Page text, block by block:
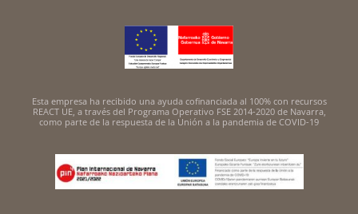
Esta empresa ha recibido una ayuda cofinanciada al 100% con recursos
REACT UE, a través del Programa Operativo FSE 2014-2020 de Navarra,
como parte de la respuesta de la Unión a la pandemia de COVID-19